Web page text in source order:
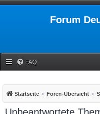
Forum
FAQ
Startseite Foren-Übersicht